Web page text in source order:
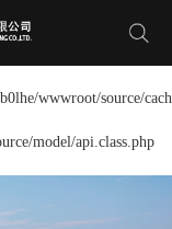
wwwroot/source/
model/api.class.php